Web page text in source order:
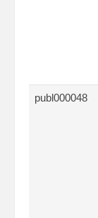
publ000048